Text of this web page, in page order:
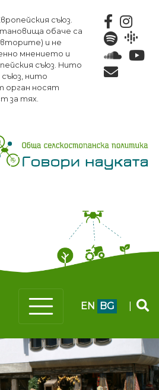
към
основното
съдържание
съюз.
обаче са
и не
мнението и
съюз. Нито
нито
орган носят
за тях.
EN BG